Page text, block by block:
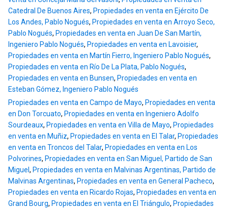
Catedral De Buenos Aires, Propiedades en venta en Ejército De
Los Andes, Pablo Nogués, Propiedades en venta en Arroyo Seco,
Pablo Nogués, Propiedades en venta en Juan De San Martín,
Ingeniero Pablo Nogués, Propiedades en venta en Lavoisier,
Propiedades en venta en Martín Fierro, Ingeniero Pablo Nogués,
Propiedades en venta en Río De La Plata, Pablo Nogués,
Propiedades en venta en Bunsen, Propiedades en venta en
Esteban Gómez, Ingeniero Pablo Nogués
Propiedades en venta en Campo de Mayo, Propiedades en venta
en Don Torcuato, Propiedades en venta en Ingeniero Adolfo
Sourdeaux, Propiedades en venta en Villa de Mayo, Propiedades
en venta en Muñiz, Propiedades en venta en El Talar, Propiedades
en venta en Troncos del Talar, Propiedades en venta en Los
Polvorines, Propiedades en venta en San Miguel, Partido de San
Miguel , Propiedades en venta en Malvinas Argentinas, Partido de
Malvinas Argentinas, Propiedades en venta en General Pacheco,
Propiedades en venta en Ricardo Rojas, Propiedades en venta en
Grand Bourg, Propiedades en venta en El Triángulo, Propiedades